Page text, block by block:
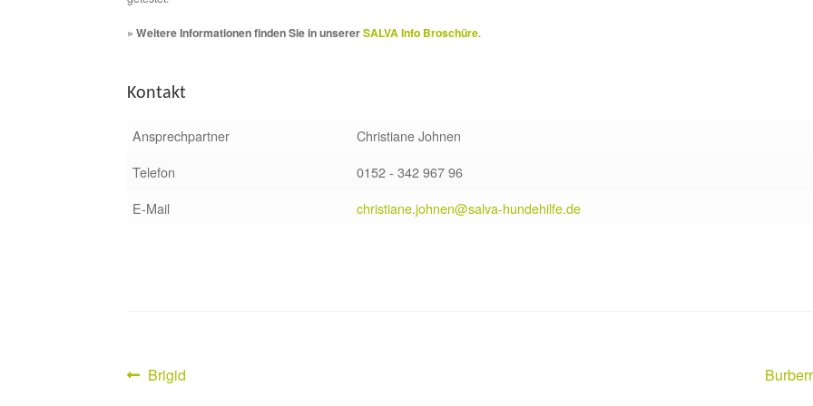
» Weitere Informationen finden Sie in unsererSALVA Info Broschüre.
Kontakt
Ansprechpartner
Christiane Johnen
Telefon
0152 - 342 967 96
E-Mail
christiane.johnen@salva-hundehilfe.de
Beitragsnavigation
Vorheriger
Brigid